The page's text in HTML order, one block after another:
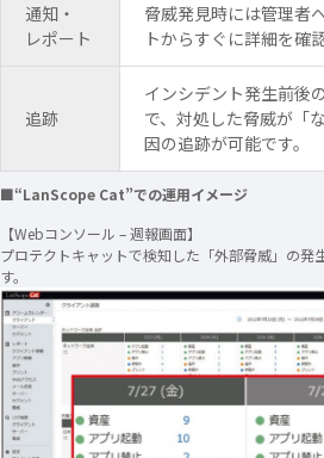
通知・
レポート
脅威発見時には管理者
トからすぐに詳細を確
追跡
インシデント発生前後
で、対処した脅威が「
因の追跡が可能です。
■“LanScope Cat”での運用イメージ
【Webコンソール – 週報画面】
プロテクトキャットで検知した「外部脅威」の発
す。